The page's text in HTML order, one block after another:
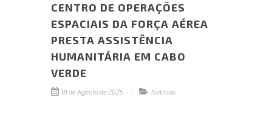
CENTRO DE OPERAÇÕES
ESPACIAIS DA FORÇA AÉREA
PRESTA ASSISTÊNCIA
HUMANITÁRIA EM CABO
VERDE
18 de Agosto de 2025 Notícias